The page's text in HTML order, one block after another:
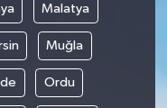
Malatya
Muğla
Ordu